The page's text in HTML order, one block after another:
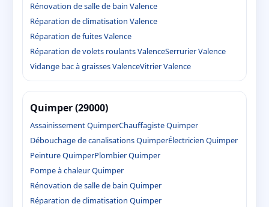
Rénovation de salle de bain Valence
Réparation de climatisation Valence
Réparation de fuites Valence
Réparation de volets roulants ValenceSerrurier Valence
Vidange bac à graisses ValenceVitrier Valence
Quimper (29000)
Assainissement QuimperChauffagiste Quimper
Débouchage de canalisations QuimperÉlectricien Quimper
Peinture QuimperPlombier Quimper
Pompe à chaleur Quimper
Rénovation de salle de bain Quimper
Réparation de climatisation Quimper